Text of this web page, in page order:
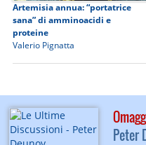
Artemisia annua: “portatrice
sana” di amminoacidi e
proteine
Valerio Pignatta
Peter